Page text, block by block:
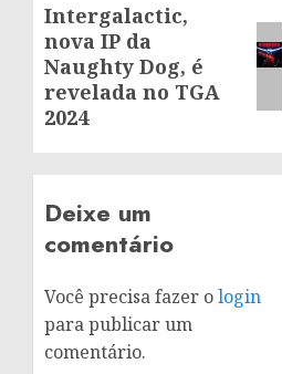
Next
post:
Intergalactic,
nova IP da
Naughty Dog, é
revelada no TGA
2024
Deixe um
comentário
Você precisa fazer ologin
para publicar um
comentário.